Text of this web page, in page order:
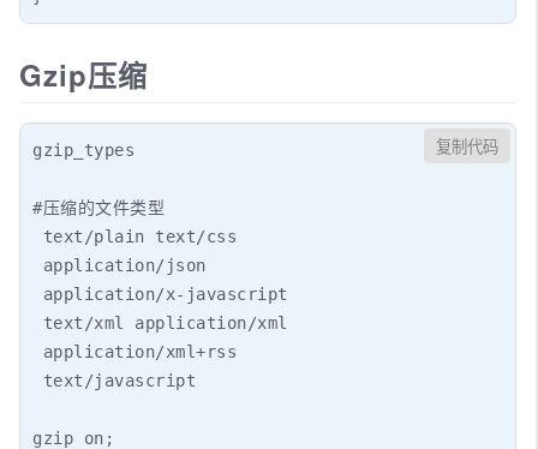
Gzip压缩
gzip_types
#压缩的文件类型
text/plain text/css
application/json
application/x-javascript
text/xml application/xml
application/xml+rss
text/javascript
gzip on;
复制代码